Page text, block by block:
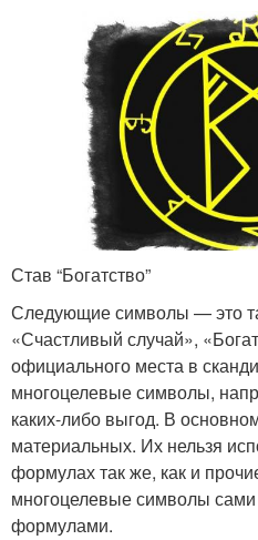
Став “Богатство”
Следующие символы — это
«Счастливый случай»,
официального места в
многоцелевые символы,
каких-либо выгод. В
материальных. Их нельзя
формулах так же, как и
многоцелевые символы
формулами.